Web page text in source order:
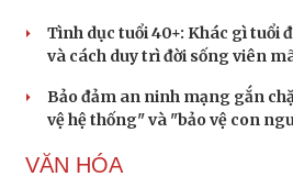
Tình dục tuổi 40+: Khác gì tuổi
và cách duy trì đời sống viên
Bảo đảm an ninh mạng gắn
vệ hệ thống" và "bảo vệ con
VĂN HÓA